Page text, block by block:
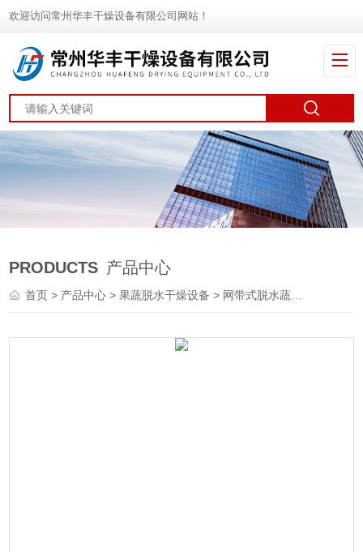
欢迎访问常州华丰干燥设备有限公司网站！
PRODUCTS 产品中心
首页> 产品中心 >果蔬脱水干燥设备 > 网带式脱水蔬菜干燥机